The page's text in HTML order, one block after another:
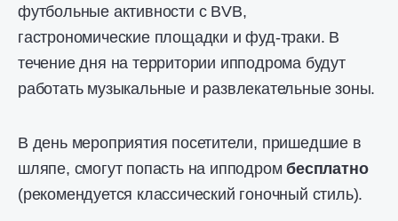
футбольные активности с BVB,
гастрономические площадки и фуд-траки. В
течение дня на территории ипподрома будут
работать музыкальные и развлекательные зоны.
В день мероприятия посетители, пришедшие в
шляпе, смогут попасть на ипподромбесплатно
(рекомендуется классический гоночный стиль).